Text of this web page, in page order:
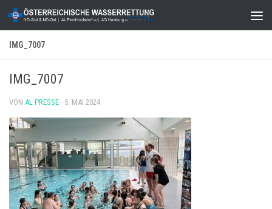
Zum Inhalt springen
IMG_7007
IMG_7007
VON AL PRESSE · 5. MAI 2024